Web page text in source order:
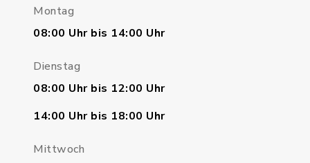
Montag
08:00 Uhr bis 14:00 Uhr
Dienstag
08:00 Uhr bis 12:00 Uhr
14:00 Uhr bis 18:00 Uhr
Mittwoch